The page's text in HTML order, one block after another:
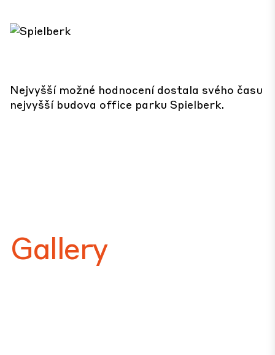
Nejvyšší možné hodnocení dostala svého času
nejvyšší budova office parku Spielberk.
Gallery